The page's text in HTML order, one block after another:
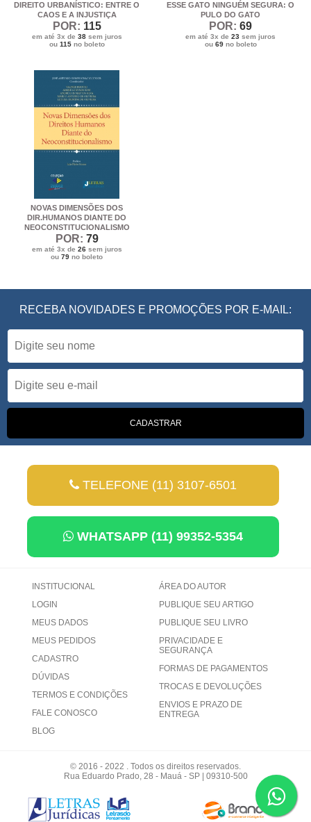
DIREITO URBANÍSTICO: ENTRE O
CAOS E A INJUSTIÇA
POR: 115
em até 3x de 38sem juros
ou 115no boleto
ESSE GATO NINGUÉM SEGURA: O
PULO DO GATO
POR: 69
em até 3x de23 sem juros
ou 69no boleto
NOVAS DIMENSÕES DOS
DIR.HUMANOS DIANTE DO
NEOCONSTITUCIONALISMO
POR: 79
em até 3x de 26sem juros
ou79 no boleto
RECEBA NOVIDADES E PROMOÇÕES POR E-MAIL:
TELEFONE (11) 3107-6501
WHATSAPP (11) 99352-5354
INSTITUCIONAL
LOGIN
MEUS DADOS
MEUS PEDIDOS
CADASTRO
DÚVIDAS
TERMOS E CONDIÇÕES
FALE CONOSCO
BLOG
ÁREA DO AUTOR
PUBLIQUE SEU ARTIGO
PUBLIQUE SEU LIVRO
PRIVACIDADE E
SEGURANÇA
FORMAS DE PAGAMENTOS
TROCAS E DEVOLUÇÕES
ENVIOS E PRAZO DE
ENTREGA
© 2016 - 2022 . Todos os direitos reservados.
Rua Eduardo Prado, 28 - Mauá - SP | 09310-500